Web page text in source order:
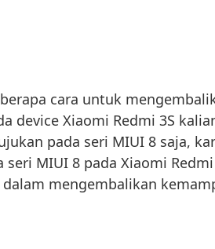
cara untuk
device Xiaomi Redmi 3S
pada seri MIUI 8 saja,
MIUI 8 pada Xiaomi Redmi
mengembalikan